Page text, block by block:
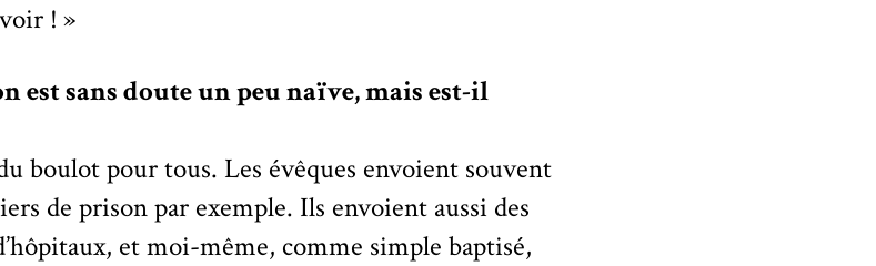
! »
est sans doute un peu naïve, mais est-il
boulot pour tous. Les évêques envoient souvent
de prison par exemple. Ils envoient aussi des
et moi-même, comme simple baptisé,